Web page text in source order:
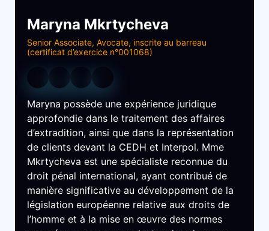
Maryna Mkrtycheva
Senior Associate, Avocate, inscrite au barreau
(certificat d’exercice n°001068)
Maryna possède une expérience juridique
approfondie dans le traitement des affaires
d’extradition, ainsi que dans la représentation
de clients devant la CEDH et Interpol. Mme
Mkrtycheva est une spécialiste reconnue du
droit pénal international, ayant contribué de
manière significative au développement de la
législation européenne relative aux droits de
l’homme et à la mise en œuvre des normes